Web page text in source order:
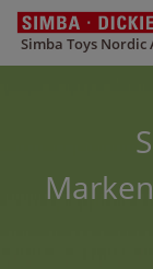
Simba Toys Nordic